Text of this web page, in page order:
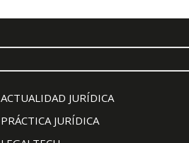
ACTUALIDAD JURÍDICA
PRÁCTICA JURÍDICA